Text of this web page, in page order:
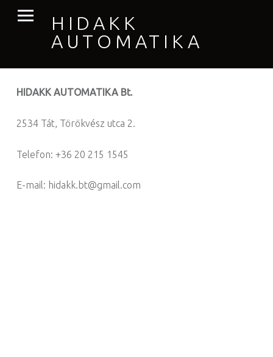
HIDAKK
AUTOMATIKA
HIDAKK AUTOMATIKA Bt.
2534 Tát, Törökvész utca 2.
Telefon: +36 20 215 1545
E-mail: hidakk.bt@gmail.com